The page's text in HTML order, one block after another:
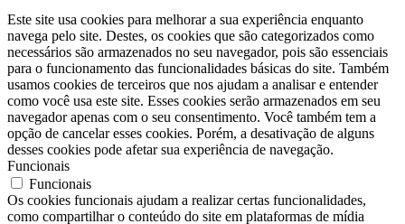
Este site usa cookies para melhorar a sua experiência enquanto
navega pelo site. Destes, os cookies que são categorizados como
necessários são armazenados no seu navegador, pois são essenciais
para o funcionamento das funcionalidades básicas do site. Também
usamos cookies de terceiros que nos ajudam a analisar e entender
como você usa este site. Esses cookies serão armazenados em seu
navegador apenas com o seu consentimento. Você também tem a
opção de cancelar esses cookies. Porém, a desativação de alguns
desses cookies pode afetar sua experiência de navegação.
Funcionais
Funcionais
Os cookies funcionais ajudam a realizar certas funcionalidades,
como compartilhar o conteúdo do site em plataformas de mídia